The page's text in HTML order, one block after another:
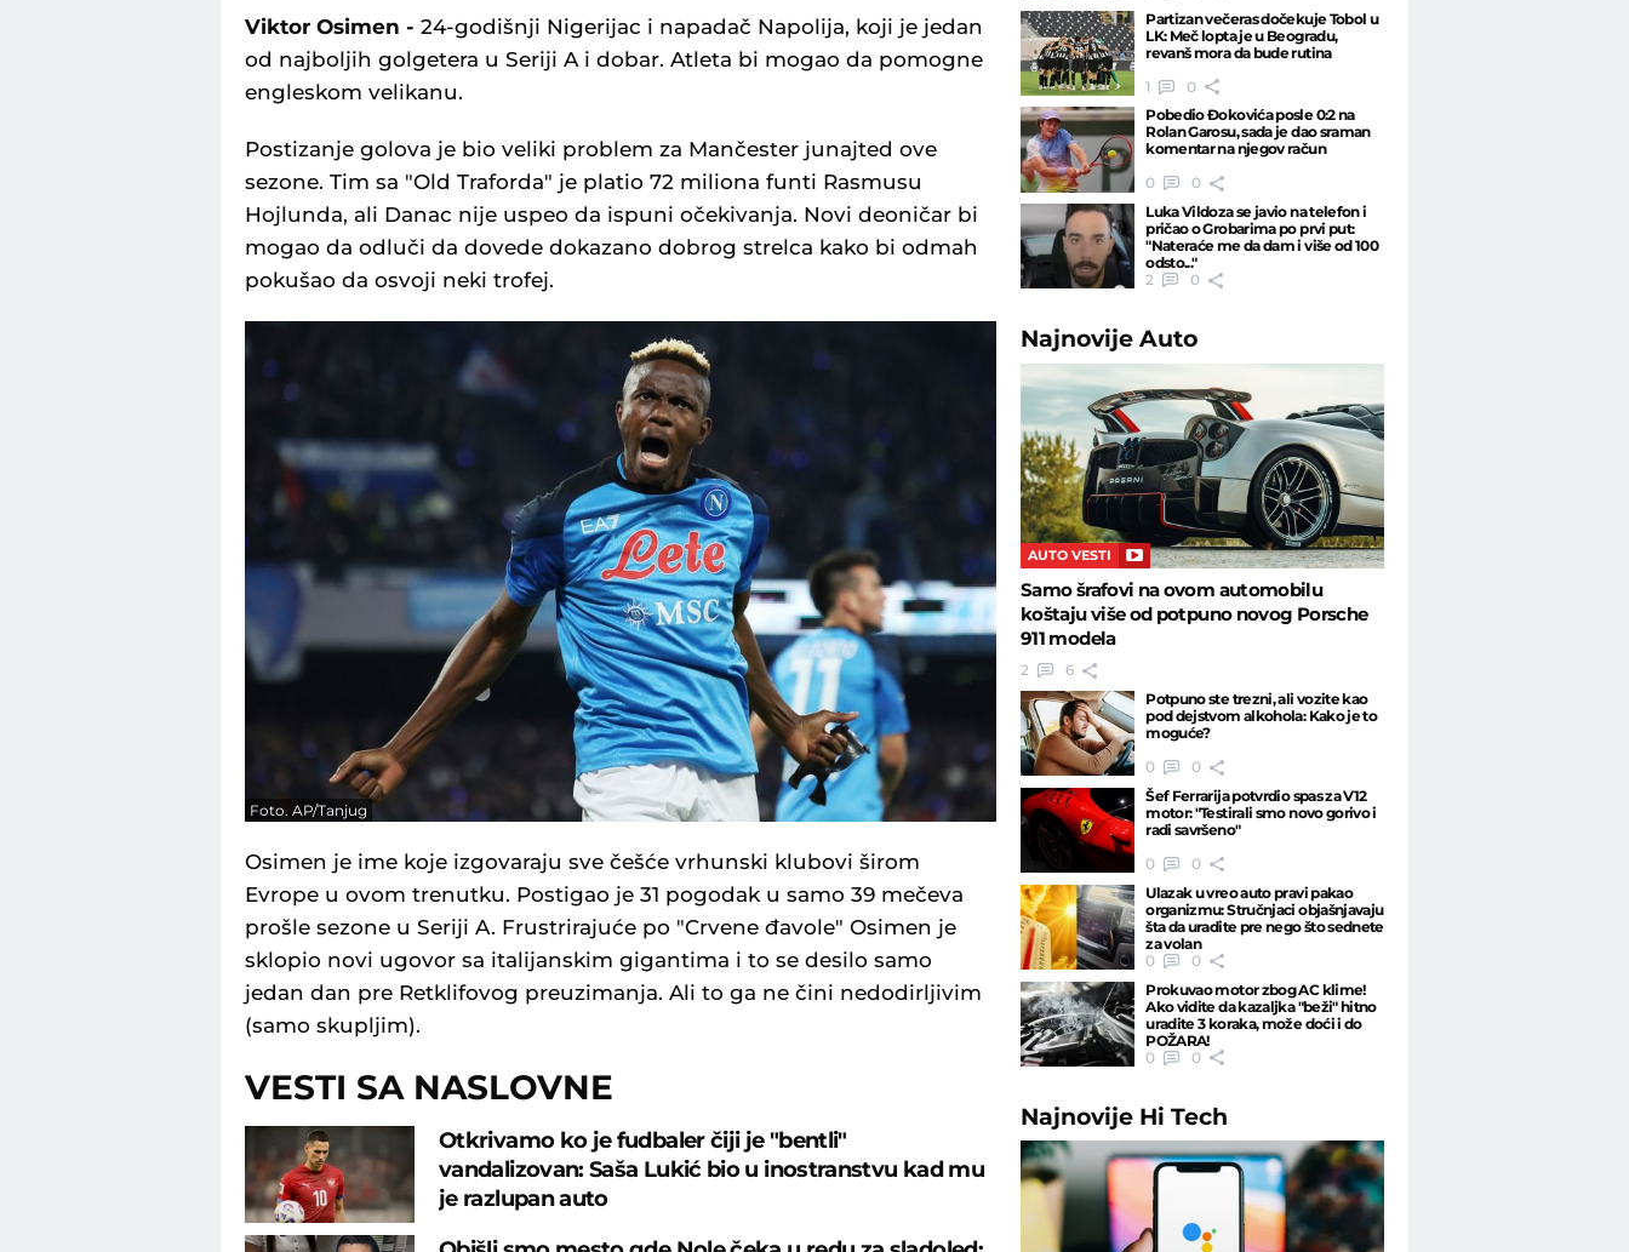
Viktor Osimen - 24-godišnji Nigerijac i napadač Napolija, koji je jedan
od najboljih golgetera u Seriji A i dobar. Atleta bi mogao da pomogne
engleskom velikanu.
Postizanje golova je bio veliki problem za Mančester junajted ove
sezone. Tim sa "Old Traforda" je platio 72 miliona funti Rasmusu
Hojlunda, ali Danac nije uspeo da ispuni očekivanja. Novi deoničar bi
mogao da odluči da dovede dokazano dobrog strelca kako bi odmah
pokušao da osvoji neki trofej.
Foto. AP/Tanjug
Osimen je ime koje izgovaraju sve češće vrhunski klubovi širom
Evrope u ovom trenutku. Postigao je 31 pogodak u samo 39 mečeva
prošle sezone u Seriji A. Frustrirajuće po "Crvene đavole" Osimen je
sklopio novi ugovor sa italijanskim gigantima i to se desilo samo
jedan dan pre Retklifovog preuzimanja. Ali to ga ne čini nedodirljivim
(samo skupljim).
VESTI SA NASLOVNE
Otkrivamo ko je fudbaler čiji je "bentli"
vandalizovan: Saša Lukić bio u inostranstvu kad mu
je razlupan auto
Partizan večeras dočekuje Tobol u
LK: Meč lopta je u Beogradu,
revanš mora da bude rutina
1
0
Pobedio Đokovića posle 0:2 na
Rolan Garosu, sada je dao sraman
komentar na njegov račun
0
0
Luka Vildoza se javio na telefon i
pričao o Grobarima po prvi put:
"Nateraće me da dam i više od 100
odsto..."
2
0
NajnovijeAuto
AUTO VESTI
Samo šrafovi na ovom automobilu
koštaju više od potpuno novog Porsche
911 modela
2
6
Potpuno ste trezni, ali vozite kao
pod dejstvom alkohola: Kako je to
moguće?
0
0
Šef Ferrarija potvrdio spas za V12
motor: "Testirali smo novo gorivo i
radi savršeno"
0
0
Ulazak u vreo auto pravi pakao
organizmu: Stručnjaci objašnjavaju
šta da uradite pre nego što sednete
za volan
0
0
Prokuvao motor zbog AC klime!
Ako vidite da kazaljka "beži" hitno
uradite 3 koraka, može doći i do
POŽARA!
0
0
Najnovije Hi Tech